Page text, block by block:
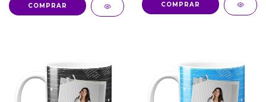
COMPRAR COMPRAR